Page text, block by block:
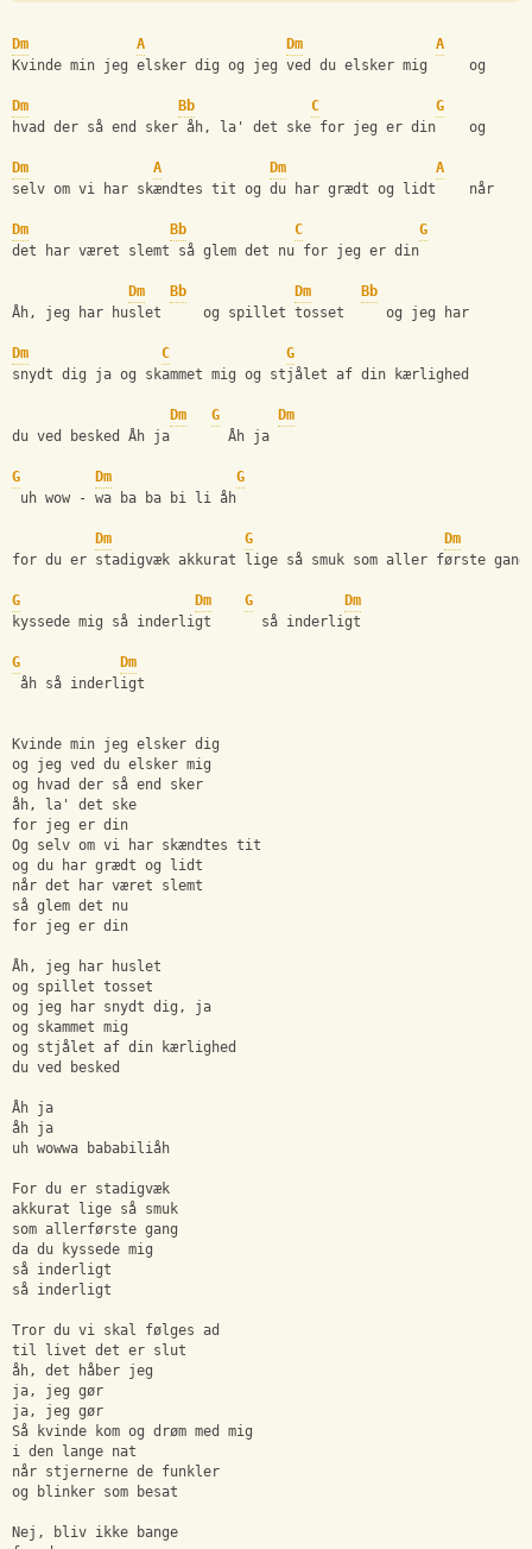
Dm A Dm
A
Kvinde min jeg elsker dig og jeg ved du elsker mig     og
Dm Bb C
G
hvad der så end sker åh, la' det ske for jeg er din    og
Dm A Dm
A
selv om vi har skændtes tit og du har grædt og lidt    når
Dm Bb C
G
det har været slemt så glem det nu for jeg er din
Dm Bb Dm
Bb
Åh, jeg har huslet     og spillet tosset     og jeg har
Dm C
G
snydt dig ja og skammet mig og stjålet af din kærlighed
Dm G
Dm
du ved besked Åh ja       Åh ja
G Dm
G
uh wow - wa ba ba bi li åh
Dm G
Dm
for du er stadigvæk akkurat lige så smuk som aller første
G Dm G
Dm
kyssede mig så inderligt      så inderligt
G
Dm
åh så inderligt
Kvinde min jeg elsker dig
og jeg ved du elsker mig
og hvad der så end sker
åh, la' det ske
for jeg er din
Og selv om vi har skændtes tit
og du har grædt og lidt
når det har været slemt
så glem det nu
for jeg er din
Åh, jeg har huslet
og spillet tosset
og jeg har snydt dig, ja
og skammet mig
og stjålet af din kærlighed
du ved besked
Åh ja
åh ja
uh wowwa bababiliåh
For du er stadigvæk
akkurat lige så smuk
som allerførste gang
da du kyssede mig
så inderligt
så inderligt
Tror du vi skal følges ad
til livet det er slut
åh, det håber jeg
ja, jeg gør
ja, jeg gør
Så kvinde kom og drøm med mig
i den lange nat
når stjernerne de funkler
og blinker som besat
Nej, bliv ikke bange